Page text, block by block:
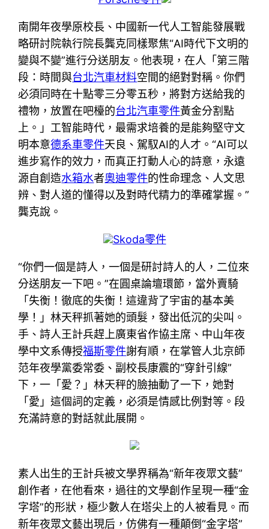
南開年夜學原校長、中國新一代人工智能發展戰
略研討院執行院長龔克同樣聚焦“AI時代下文明的
變與不變”進行分送朋友。他表現，在人「第三階
段：時間與台北汽車材料空間的絕對對稱。你們
必須同時在十點零三分零五秒，將對方送給我的
禮物，放置在吧檯的台北汽車零件黃金分割點
上。」工智能時代，最需求培養的是能夠堅守文
明本意德系車零件天良、駕馭AI的人才。“AI可以
進步寫作的效力，而真正打動人心的詩意，永遠
源自創造水箱水者奧迪零件的性命理念、人文思
辨、對人道的懂得以及對時代精力的準確掌握。”
龔克說。
Skoda零件
“你們一個是詩人，一個是研討詩人的人，二位來
分送朋友一下吧。”在圓桌論壇環節，當外賣騎
「失衡！徹底的失衡！這違背了宇宙的基本美
學！」林天秤抓著她的頭髮，發出低沉的尖叫。
手、詩人王計兵趕上廣東省作協主席、中山年夜
學中文系傳授福斯零件謝有順，在掌管人北京師
范年夜學黨委常委、副校長康震的“穿針引線”
下，一「愛？」林天秤的臉抽動了一下，她對
「愛」這個詞的定義，必須是情感比例對等。段
充滿詩意的對話就此展開。
素人出生的王計兵被文學界稱為“新年夜眾文藝”
創作者，在他看來，過往的文學創作呈現一種“金
字塔”的形狀，極少數人在塔尖上的人被看見。而
新年夜眾文藝出現后，仿佛有一種顛倒“金字塔”